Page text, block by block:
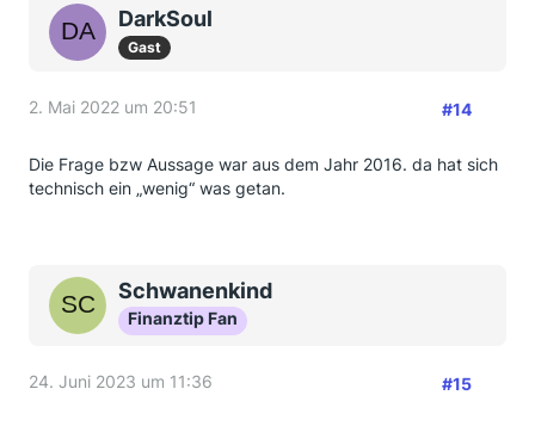
DarkSoul
Gast
2. Mai 2022 um 20:51 #14
Die Frage bzw Aussage war aus dem Jahr 2016. da hat sich
technisch ein „wenig“ was getan.
Schwanenkind
Finanztip Fan
24. Juni 2023 um 11:36 #15